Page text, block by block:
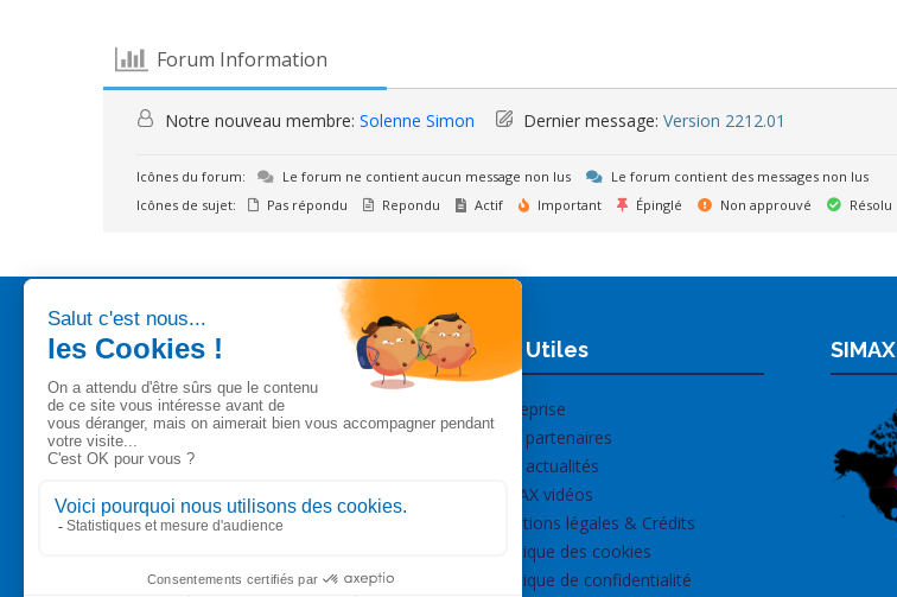
Forum Information
Notre nouveau membre:Solenne Simon Dernier message:Version 2212.01
Icônes du forum: Le forum ne contient aucun message non lus
Le forum contient des messages non lus
Icônes de sujet:
Pas répondu Repondu Actif Important Épinglé Non approuvé Résolu
NOUT SAS
22 Rue Romani
Liens Utiles
Entreprise
Nos partenaires
Nos actualités
SIMAX vidéos
Mentions légales & Crédits
Politique des cookies
Politique de confidentialité
SIMAX